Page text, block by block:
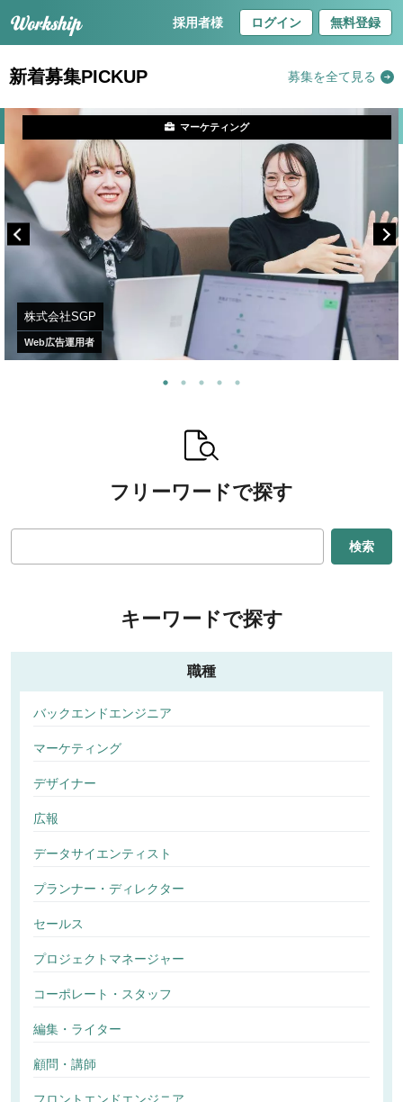
採用者様 ログイン 無料登録
新着募集PICKUP 募集を全て見る
株式会社SGP
Web広告運用者
マーケティング
フリーワードで探す
検索
キーワードで探す
職種
バックエンドエンジニア
マーケティング
デザイナー
広報
データサイエンティスト
プランナー・ディレクター
セールス
プロジェクトマネージャー
コーポレート・スタッフ
編集・ライター
顧問・講師